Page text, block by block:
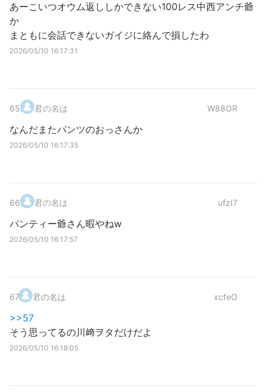
あーこいつオウム返ししかできない100レス中西アンチ爺
か
まともに会話できないガイジに絡んで損したわ
2026/05/10 16:17:31
65. 君の名は W88OR
なんだまたパンツのおっさんか
2026/05/10 16:17:35
66. 君の名は ufzI7
パンティー爺さん暇やねw
2026/05/10 16:17:57
67. 君の名は xcfeO
>>57
そう思ってるの川﨑ヲタだけだよ
2026/05/10 16:18:05